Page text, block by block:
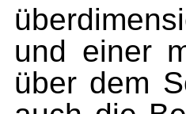
und einer
über dem